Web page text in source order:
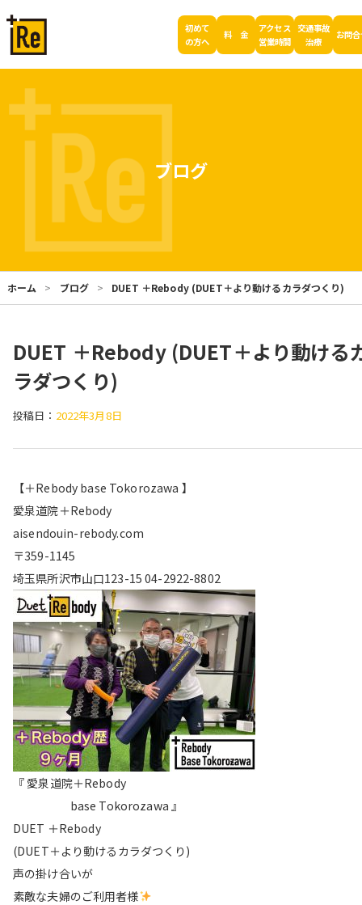
初めて
の方へ
料 金
アクセス
営業時間
交通事故
治療
お問
ブログ
ホーム ブログ DUET ＋Rebody (DUET＋より動けるカラダつくり)
DUET ＋Rebody (DUET＋より動ける
ラダつくり)
投稿日： 2022年3月8日
【＋Rebody base Tokorozawa 】
愛泉道院＋Rebody
aisendouin-rebody.com
〒359-1145
埼玉県所沢市山口123-15 04-2922-8802
『 愛泉道院＋Rebody
base Tokorozawa 』
DUET ＋Rebody
(DUET＋より動けるカラダつくり)
声の掛け合いが
素敵な夫婦のご利用者様